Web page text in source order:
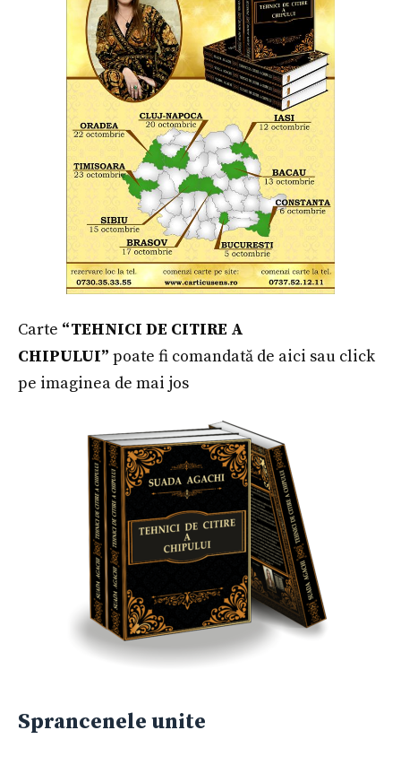
Carte “TEHNICI DE CITIRE A
CHIPULUI” poate fi comandată de aici sau click
pe imaginea de mai jos
Sprancenele unite